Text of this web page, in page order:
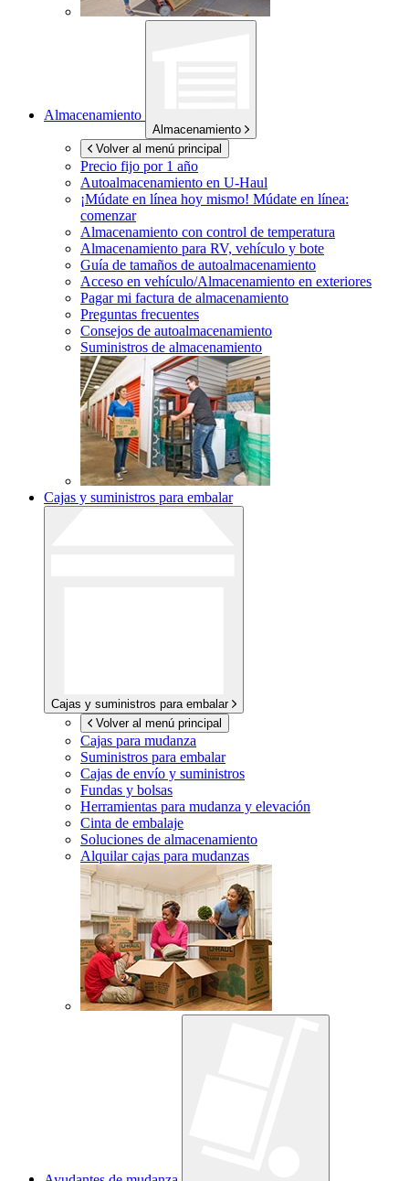
Almacenamiento
Almacenamiento
Volver al menú principal
Precio fijo por 1 año
Autoalmacenamiento en U-Haul
¡Múdate en línea hoy mismo! Múdate en línea:
comenzar
Almacenamiento con control de temperatura
Almacenamiento para RV, vehículo y bote
Guía de tamaños de autoalmacenamiento
Acceso en vehículo/Almacenamiento en exteriores
Pagar mi factura de almacenamiento
Preguntas frecuentes
Consejos de autoalmacenamiento
Suministros de almacenamiento
Cajas y suministros para embalar
Cajas y suministros para embalar
Volver al menú principal
Cajas para mudanza
Suministros para embalar
Cajas de envío y suministros
Fundas y bolsas
Herramientas para mudanza y elevación
Cinta de embalaje
Soluciones de almacenamiento
Alquilar cajas para mudanzas